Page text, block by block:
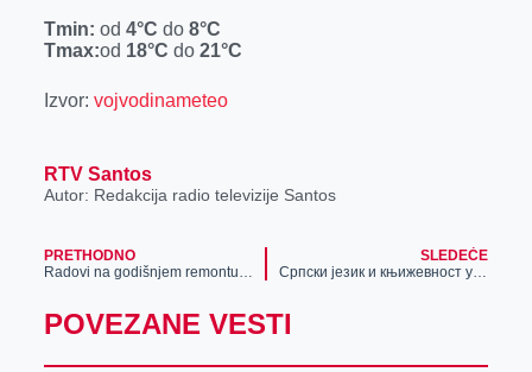
r
Tmin: od 4°C do 8°C
Tmax:od 18°C do 21°C
Izvor: vojvodinameteo
RTV Santos
Autor: Redakcija radio televizije Santos
PRETHODNO
Radovi na godišnjem remontu hlorinatorske stanice
SLEDEĆE
Српски језик и књижевност у доба Турака: Чување идентитета кроз векове
POVEZANE VESTI